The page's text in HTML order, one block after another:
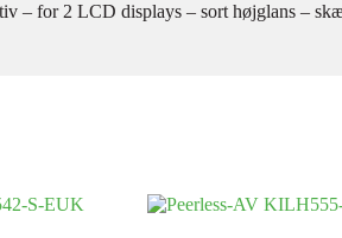
for 2 LCD displays – sort højglans –